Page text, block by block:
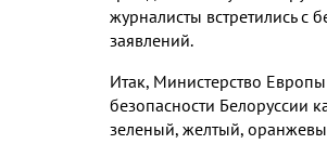
журналисты встретились
заявлений.
Итак, Министерство
безопасности Белоруссии
зеленый, желтый,